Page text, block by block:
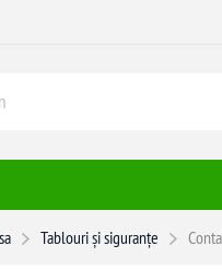
Tablouri și siguranțe